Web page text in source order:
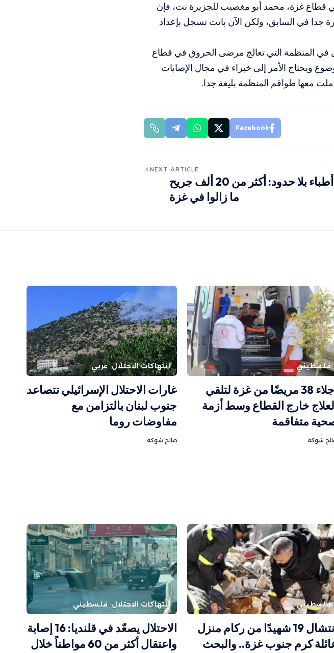
غزة، محمد أبو مغصيب للجزيرة نت، فإن
جدا في السابق، ولكن الآن باتت تسجل بإعداد
في المنظمة التي تعالج مرضى الحروق في قطاع
هذا الموضوع ويحتاج الأمر إلى خبراء في مجال الإصابات
معها طواقم المنظمة بليغة جدا.
Facebook
NEXT ARTICLE
أطباء بلا حدود: أكثر من 20 ألف جريح
ما زالوا في غزة
فلسطيني
إجلاء 38 مريضًا من غزة لتلقي
خارج القطاع وسط أزمة
متفاقمة
شوكة
انتهاكات الاحتلال عربي
غارات الاحتلال الإسرائيلي تتصاعد
جنوب لبنان بالتزامن مع
مفاوضات روما
صالح شوكة
فلسطيني
انتشال 19 شهيدًا من ركام منزل
كرم جنوب غزة.. والبحث
انتهاكات الاحتلال فلسطيني
الاحتلال يصعّد في قلنديا: 16 إصابة
واعتقال أكثر من 60 مواطناً خلال